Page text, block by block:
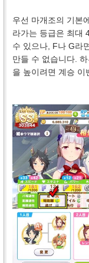
우선 마개조의 기본
라가는 등급은 최대
수 있으나, F나 G라
만들 수 없습니다.
을 높이려면 계승 이